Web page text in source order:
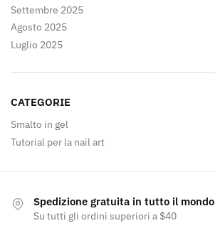
Settembre 2025
Agosto 2025
Luglio 2025
CATEGORIE
Smalto in gel
Tutorial per la nail art
Spedizione gratuita in tutto il mondo
Su tutti gli ordini superiori a $40